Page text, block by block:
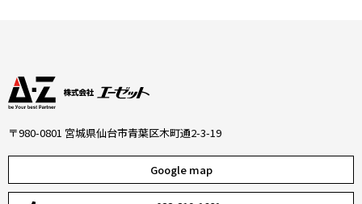
〒980-0801 宮城県仙台市青葉区木町通2-3-19
Google map